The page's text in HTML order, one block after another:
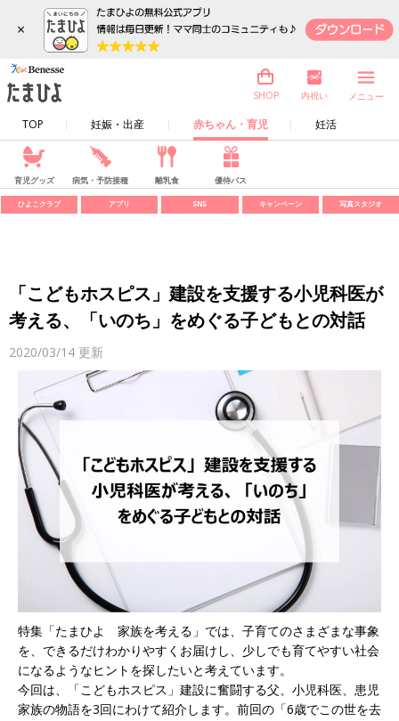
×
TOP 妊娠・出産 赤ちゃん・育児 妊活
SHOP 内祝い メニュー
育児グッズ 病気・予防接種 離乳食 優待パス
ひよこクラブ アプリ SNS キャンペーン 写真スタジオ
「こどもホスピス」建設を支援する小児科医が
考える、「いのち」をめぐる子どもとの対話
2020/03/14 更新
特集「たまひよ 家族を考える」では、子育てのさまざまな事象
を、できるだけわかりやすくお届けし、少しでも育てやすい社会
になるようなヒントを探したいと考えています。
今回は、「こどもホスピス」建設に奮闘する父、小児科医、患児
家族の物語を3回にわけて紹介します。前回の「6歳でこの世を去